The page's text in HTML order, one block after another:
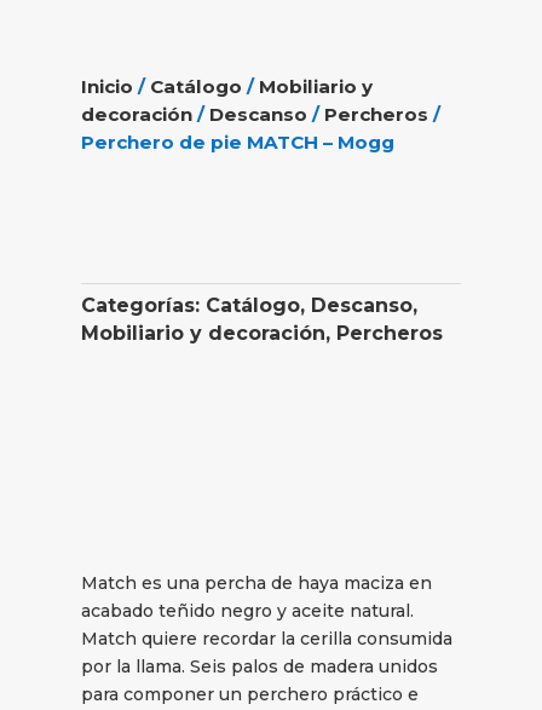
Inicio / Catálogo / Mobiliario y
decoración / Descanso / Percheros /
Perchero de pie MATCH – Mogg
Categorías: Catálogo, Descanso,
Mobiliario y decoración, Percheros
Match es una percha de haya maciza en
acabado teñido negro y aceite natural.
Match quiere recordar la cerilla consumida
por la llama. Seis palos de madera unidos
para componer un perchero práctico e